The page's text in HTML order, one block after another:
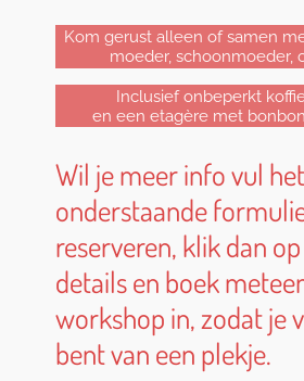
Kom gerust alleen of samen
moeder, schoonmoeder,
Inclusief onbeperkt
en een etagère met
Wil je meer info vul het
onderstaande
reserveren, klik dan
details en boek
workshop in, zodat je
bent van een plekje.